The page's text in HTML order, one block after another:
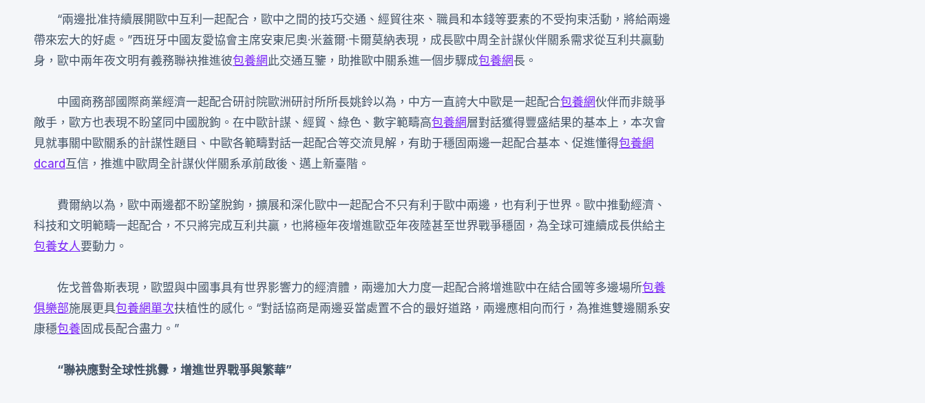
“兩邊批准持續展開歐中互利一起配合，歐中之間的技巧交通、經貿往來、職員和本錢等要素的不受拘束活動，將給兩邊
帶來宏大的好處。”西班牙中國友愛協會主席安東尼奧·米蓋爾·卡爾莫納表現，成長歐中周全計謀伙伴關系需求從互利共贏動
身，歐中兩年夜文明有義務聯袂推進彼包養網 此交通互鑒，助推歐中關系進一個步驟成包養網長。
中國商務部國際商業經濟一起配合研討院歐洲研討所所長姚鈴以為，中方一直誇大中歐是一起配合包養網伙伴而非競爭
敵手，歐方也表現不盼望同中國脫鉤。在中歐計謀、經貿、綠色、數字範疇高包養網層對話獲得豐盛結果的基本上，本次會
見就事關中歐關系的計謀性題目、中歐各範疇對話一起配合等交流見解，有助于穩固兩邊一起配合基本、促進懂得包養網
dcard互信，推進中歐周全計謀伙伴關系承前啟後、邁上新臺階。
費爾納以為，歐中兩邊都不盼望脫鉤，擴展和深化歐中一起配合不只有利于歐中兩邊，也有利于世界。歐中推動經濟、
科技和文明範疇一起配合，不只將完成互利共贏，也將極年夜增進歐亞年夜陸甚至世界戰爭穩固，為全球可連續成長供給主
包養女人要動力。
佐戈普魯斯表現，歐盟與中國事具有世界影響力的經濟體，兩邊加大力度一起配合將增進歐中在結合國等多邊場所包養
俱樂部施展更具包養網單次扶植性的感化。“對話協商是兩邊妥當處置不合的最好道路，兩邊應相向而行，為推進雙邊關系安
康穩包養固成長配合盡力。”
“聯袂應對全球性挑釁，增進世界戰爭與繁華”